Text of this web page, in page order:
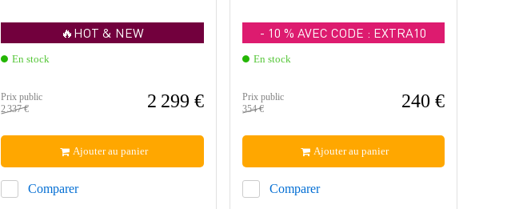
🔥HOT & NEW
En stock
Prix public
2 337 €
2 299 €
Comparer
Ajouter au panier
- 10 % AVEC CODE : EXTRA10
En stock
Prix public
354 €
240 €
Comparer
Ajouter au panier